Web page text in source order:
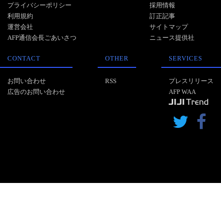
プライバシーポリシー
利用規約
運営会社
AFP通信会長ごあいさつ
採用情報
訂正記事
サイトマップ
ニュース提供社
CONTACT
お問い合わせ
広告のお問い合わせ
OTHER
RSS
SERVICES
プレスリリース
AFP WAA